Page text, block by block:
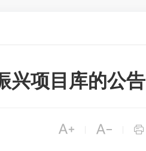
兴项目库的公告
  